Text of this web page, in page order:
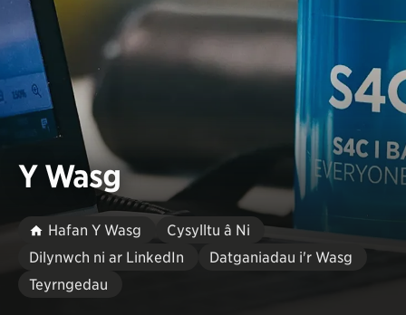
Y Wasg
Hafan Y Wasg
Cysylltu â Ni
Dilynwch ni ar LinkedIn
Datganiadau i'r Wasg
Teyrngedau